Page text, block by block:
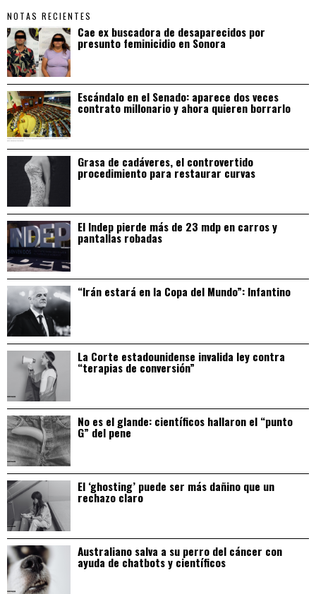
NOTAS RECIENTES
Cae ex buscadora de desaparecidos por
presunto feminicidio en Sonora
Escándalo en el Senado: aparece dos veces
contrato millonario y ahora quieren borrarlo
Grasa de cadáveres, el controvertido
procedimiento para restaurar curvas
El Indep pierde más de 23 mdp en carros y
pantallas robadas
“Irán estará en la Copa del Mundo”: Infantino
La Corte estadounidense invalida ley contra
“terapias de conversión”
No es el glande: científicos hallaron el “punto
G” del pene
El ‘ghosting’ puede ser más dañino que un
rechazo claro
Australiano salva a su perro del cáncer con
ayuda de chatbots y científicos